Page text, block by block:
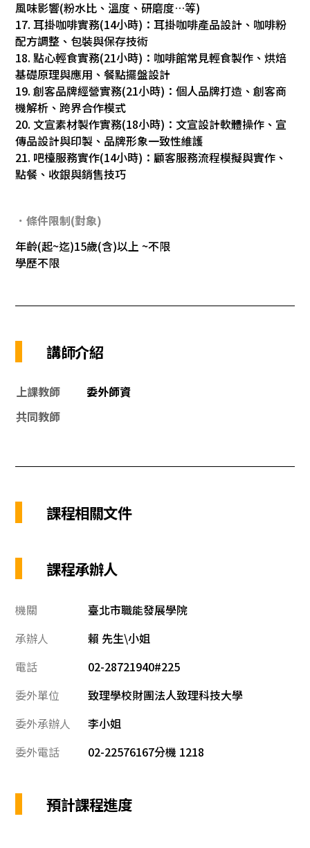
風味影響(粉水比、溫度、研磨度…等)
17. 耳掛咖啡實務(14小時)：耳掛咖啡產品設計、咖啡粉
配方調整、包裝與保存技術
18. 點心輕食實務(21小時)：咖啡館常見輕食製作、烘焙
基礎原理與應用、餐點擺盤設計
19. 創客品牌經營實務(21小時)：個人品牌打造、創客商
機解析、跨界合作模式
20. 文宣素材製作實務(18小時)：文宣設計軟體操作、宣
傳品設計與印製、品牌形象一致性維護
21. 吧檯服務實作(14小時)：顧客服務流程模擬與實作、
點餐、收銀與銷售技巧
．條件限制(對象)
年齡(起~迄)15歲(含)以上 ~不限
學歷不限
講師介紹
上課教師
委外師資
共同教師
課程相關文件
課程承辦人
機關
臺北市職能發展學院
承辦人
賴 先生\小姐
電話
02-28721940#225
委外單位
致理學校財團法人致理科技大學
委外承辦人
李小姐
委外電話
02-22576167分機 1218
預計課程進度